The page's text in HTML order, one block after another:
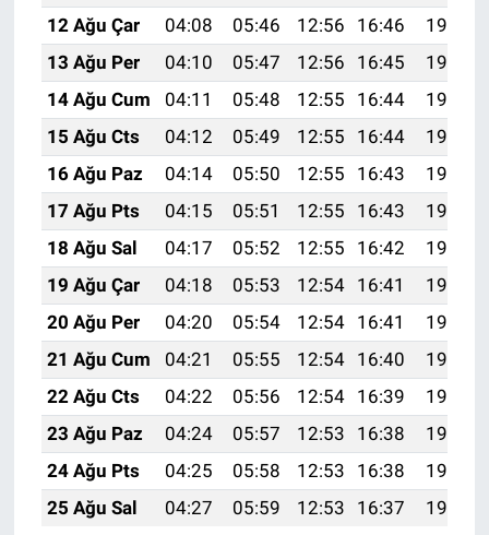
12 Ağu Çar
04:08 05:46 12:56 16:46
19:56
13 Ağu Per
04:10 05:47 12:56 16:45
19:54
14 Ağu Cum
04:11 05:48 12:55 16:44
19:53
15 Ağu Cts
04:12 05:49 12:55 16:44
19:52
16 Ağu Paz
04:14 05:50 12:55 16:43
19:50
17 Ağu Pts
04:15 05:51 12:55 16:43
19:49
18 Ağu Sal
04:17 05:52 12:55 16:42
19:47
19 Ağu Çar
04:18 05:53 12:54 16:41
19:46
20 Ağu Per
04:20 05:54 12:54 16:41
19:44
21 Ağu Cum
04:21 05:55 12:54 16:40
19:43
22 Ağu Cts
04:22 05:56 12:54 16:39
19:42
23 Ağu Paz
04:24 05:57 12:53 16:38
19:40
24 Ağu Pts
04:25 05:58 12:53 16:38
19:39
25 Ağu Sal
04:27 05:59 12:53 16:37 19:37